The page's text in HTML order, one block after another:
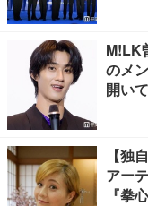
M!LK
のメ
開い
【独
アー
『拳